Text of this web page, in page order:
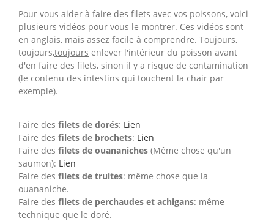
Pour vous aider à faire des filets avec vos poissons, voici
plusieurs vidéos pour vous le montrer. Ces vidéos sont
en anglais, mais assez facile à comprendre. Toujours,
toujours,toujours enlever l'intérieur du poisson avant
d'en faire des filets, sinon il y a risque de contamination
(le contenu des intestins qui touchent la chair par
exemple).
Faire des filets de dorés: Lien
Faire des filets de brochets: Lien
Faire des filets de ouananiches (Même chose qu'un
saumon): Lien
Faire des filets de truites: même chose que la
ouananiche.
Faire des filets de perchaudes et achigans: même
technique que le doré.